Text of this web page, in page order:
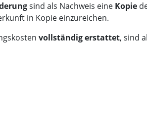
sind als Nachweis eine Kopie
in Kopie einzureichen.
vollständig erstattet, sind